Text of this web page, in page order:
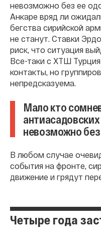
невозможно без ее
Анкаре вряд ли
бегства сирийской
не станут. Ставки
риск, что ситуация
Все-таки с ХТШ
контакты, но
непредсказуема.
Мало кто
невозможно
В любом случае
события на фронте,
движение и грядут
Четыре года